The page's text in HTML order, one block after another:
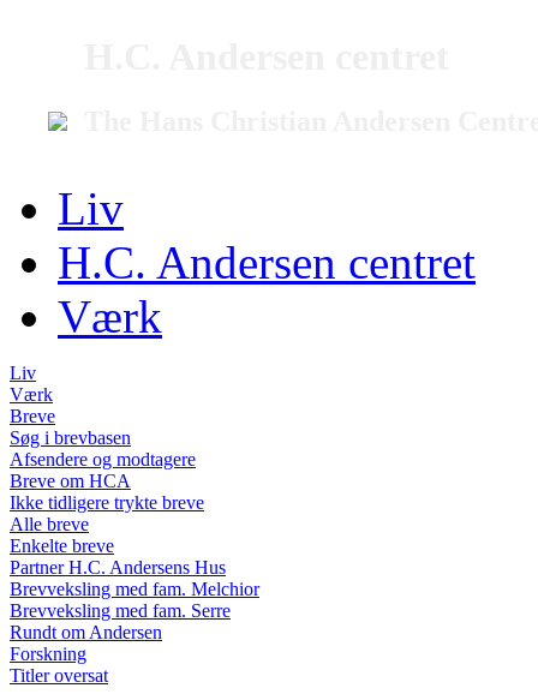
Liv
H.C. Andersen centret
Værk
Liv
Værk
Breve
Søg i brevbasen
Afsendere og modtagere
Breve om HCA
Ikke tidligere trykte breve
Alle breve
Enkelte breve
Partner H.C. Andersens Hus
Brevveksling med fam. Melchior
Brevveksling med fam. Serre
Rundt om Andersen
Forskning
Titler oversat